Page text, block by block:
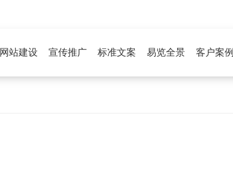
网站建设 宣传推广 标准文案 易览全景 客户案例